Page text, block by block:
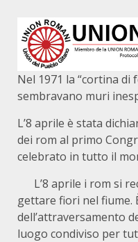
Nel 1971 la “cortina di
sembravano muri
L’8 aprile è stata
dei rom al primo
celebrato in tutto il
L’8 aprile i rom si
gettare fiori nel fiume.
dell’attraversamento
luogo condiviso per